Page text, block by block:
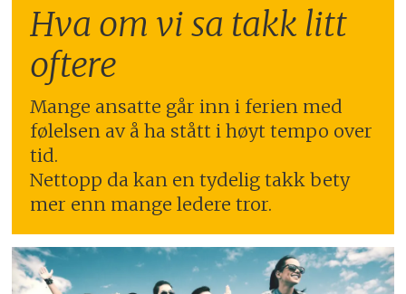
Hva om vi sa takk litt
oftere
Mange ansatte går inn i ferien med
følelsen av å ha stått i høyt tempo over
tid.
Nettopp da kan en tydelig takk bety
mer enn mange ledere tror.